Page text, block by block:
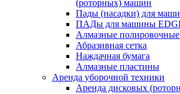
(роторных) машин
Пады (насадки) для
ПАДы для машины
Алмазные
Абразивная сетка
Наждачная бумага
Алмазные пластины
Аренда уборочной техники
Аренда дисковых